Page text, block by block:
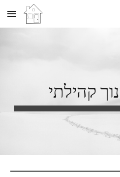
Skip to main content
קהילתי